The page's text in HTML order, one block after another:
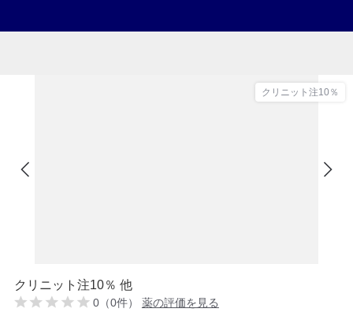
クリニット注10％
クリニット注10％ 他
0（0件） 薬の評価を見る